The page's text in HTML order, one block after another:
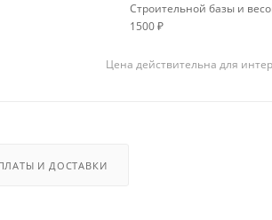
Строительной базы и
1500 ₽
Цена действительна для
И ДОСТАВКИ